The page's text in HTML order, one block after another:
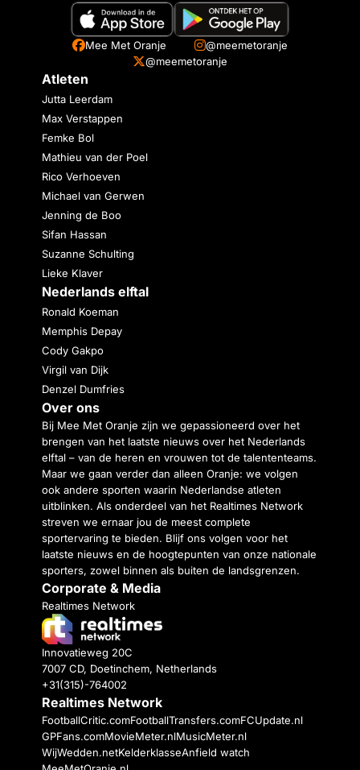
Mee Met Oranje
@meemetoranje
@meemetoranje
Atleten
Jutta Leerdam
Max Verstappen
Femke Bol
Mathieu van der Poel
Rico Verhoeven
Michael van Gerwen
Jenning de Boo
Sifan Hassan
Suzanne Schulting
Lieke Klaver
Nederlands elftal
Ronald Koeman
Memphis Depay
Cody Gakpo
Virgil van Dijk
Denzel Dumfries
Over ons
Bij Mee Met Oranje zijn we gepassioneerd over het
brengen van het laatste nieuws over het Nederlands
elftal – van de heren en vrouwen tot de talententeams.
Maar we gaan verder dan alleen Oranje: we volgen
ook andere sporten waarin Nederlandse atleten
uitblinken. Als onderdeel van het Realtimes Network
streven we ernaar jou de meest complete
sportervaring te bieden. Blijf ons volgen voor het
laatste nieuws en de hoogtepunten van onze nationale
sporters, zowel binnen als buiten de landsgrenzen.
Corporate & Media
Realtimes Network
Innovatieweg 20C
7007 CD, Doetinchem, Netherlands
+31(315)-764002
Realtimes Network
FootballCritic.comFootballTransfers.comFCUpdate.nl
GPFans.comMovieMeter.nlMusicMeter.nl
WijWedden.netKelderklasseAnfield watch